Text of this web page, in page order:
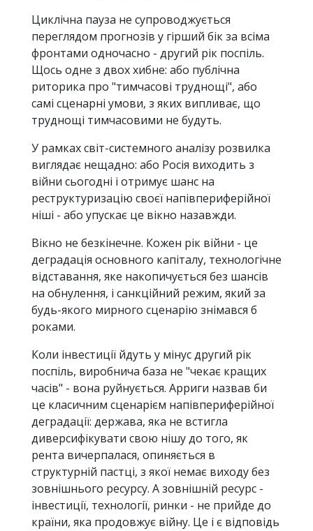
Циклічна пауза не супроводжується
переглядом прогнозів у гірший бік за всіма
фронтами одночасно - другий рік поспіль.
Щось одне з двох хибне: або публічна
риторика про "тимчасові труднощі", або
самі сценарні умови, з яких випливає, що
труднощі тимчасовими не будуть.
У рамках світ-системного аналізу розвилка
виглядає нещадно: або Росія виходить з
війни сьогодні і отримує шанс на
реструктуризацію своєї напівпериферійної
ніші - або упускає це вікно назавжди.
Вікно не безкінечне. Кожен рік війни - це
деградація основного капіталу, технологічне
відставання, яке накопичується без шансів
на обнулення, і санкційний режим, який за
будь-якого мирного сценарію знімався б
роками.
Коли інвестиції йдуть у мінус другий рік
поспіль, виробнича база не "чекає кращих
часів" - вона руйнується. Арриги назвав би
це класичним сценарієм напівпериферійної
деградації: держава, яка не встигла
диверсифікувати свою нішу до того, як
рента вичерпалася, опиняється в
структурній пастці, з якої немає виходу без
зовнішнього ресурсу. А зовнішній ресурс -
інвестиції, технології, ринки - не прийде до
країни, яка продовжує війну. Це і є відповідь